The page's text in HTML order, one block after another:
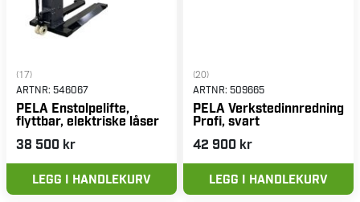
(17)
ARTNR: 546067
PELA Enstolpelifte,
flyttbar, elektriske låser
38 500 kr
LEGG I HANDLEKURV
(20)
ARTNR: 509665
PELA Verkstedinnredning
Profi, svart
42 900 kr
LEGG I HANDLEKURV